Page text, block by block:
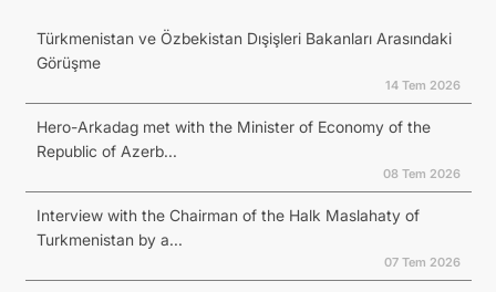
Türkmenistan ve Özbekistan Dışişleri Bakanları Arasındaki
Görüşme
14 Tem 2026
Hero-Arkadag met with the Minister of Economy of the
Republic of Azerb...
08 Tem 2026
Interview with the Chairman of the Halk Maslahaty of
Turkmenistan by a...
07 Tem 2026